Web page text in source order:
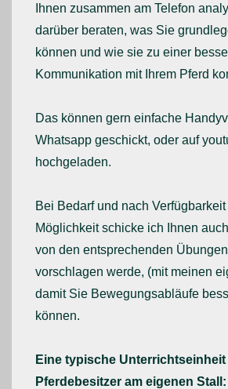
Ihnen zusammen am Telefon
darüber beraten, was Sie
können und wie sie zu einer
Kommunikation mit Ihrem Pferd
Das können gern einfache
Whatsapp geschickt, oder auf
hochgeladen.
Bei Bedarf und nach
Möglichkeit schicke ich Ihnen
von den entsprechenden
vorschlagen werde, (mit meinen
damit Sie Bewegungsabläufe
können.
Eine typische
Pferdebesitzer am eigenen Stall: